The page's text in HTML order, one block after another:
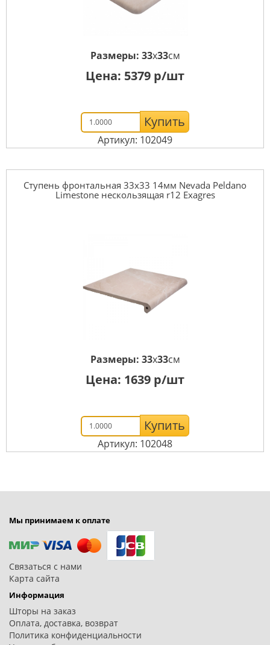
Размеры: 33x33см
Цена: 5379 р/шт
Купить
Артикул: 102049
Ступень фронтальная 33x33 14мм Nevada Peldano
Limestone нескользящая r12 Exagres
Размеры: 33x33см
Цена: 1639 р/шт
Купить
Артикул: 102048
Мы принимаем к оплате
Связаться с нами
Карта сайта
Информация
Шторы на заказ
Оплата, доставка, возврат
Политика конфиденциальности